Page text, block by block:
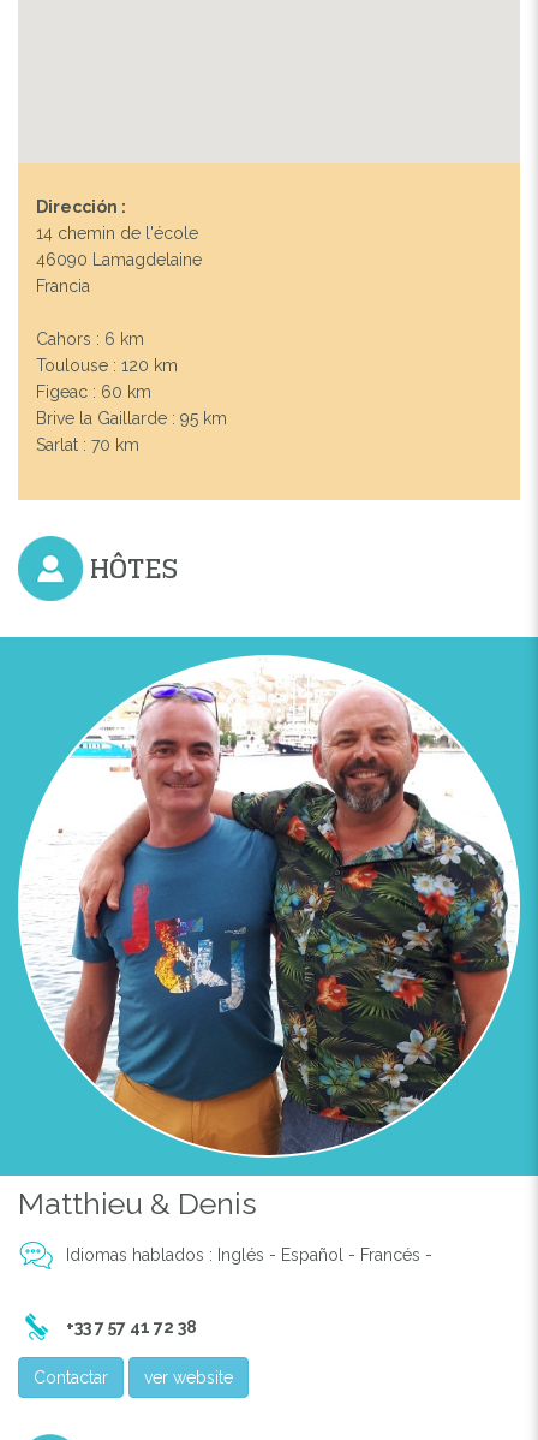
Dirección :
14 chemin de l'école
46090 Lamagdelaine
Francia
Cahors : 6 km
Toulouse : 120 km
Figeac : 60 km
Brive la Gaillarde : 95 km
Sarlat : 70 km
HÔTES
Matthieu & Denis
Idiomas hablados : Inglés - Español - Francés -
+33 7 57 41 72 38
Contactar ver website